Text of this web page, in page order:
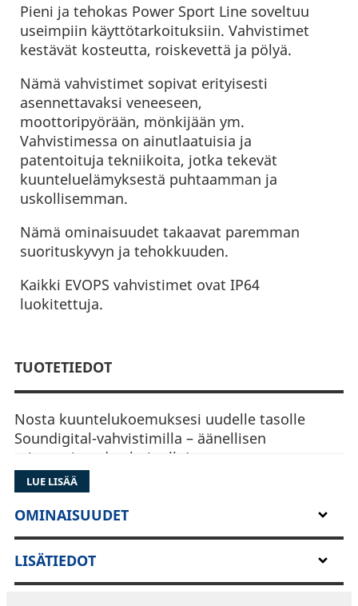
Pieni ja tehokas Power Sport Line soveltuu
useimpiin käyttötarkoituksiin. Vahvistimet
kestävät kosteutta, roiskevettä ja pölyä.
Nämä vahvistimet sopivat erityisesti
asennettavaksi veneeseen,
moottoripyörään, mönkijään ym.
Vahvistimessa on ainutlaatuisia ja
patentoituja tekniikoita, jotka tekevät
kuunteluelämyksestä puhtaamman ja
uskollisemman.
Nämä ominaisuudet takaavat paremman
suorituskyvyn ja tehokkuuden.
Kaikki EVOPS vahvistimet ovat IP64
luokitettuja.
TUOTETIEDOT
Nosta kuuntelukoemuksesi uudelle tasolle
Soundigital-vahvistimilla – äänellisen
erinomaisuuden huipulla!
Nämä vahvistimet ylpeilevät
huipputeknologiallaan, tarjoten raakaa voimaa,
tarkkuutta ja monipuolisuutta.
Kompakteista malleista tehokkaisiin jättiläisiin
Soundigital vastaa kaikkiin äänitarpeisiin.
LUE LISÄÄ
OMINAISUUDET
LISÄTIEDOT